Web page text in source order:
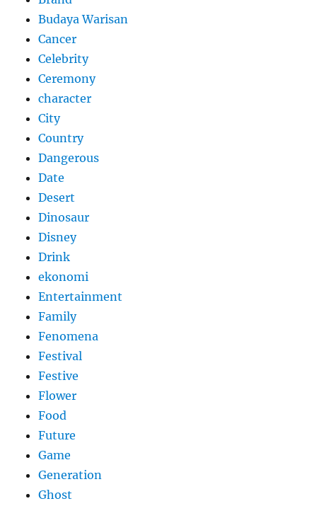
Budaya Warisan
Cancer
Celebrity
Ceremony
character
City
Country
Dangerous
Date
Desert
Dinosaur
Disney
Drink
ekonomi
Entertainment
Family
Fenomena
Festival
Festive
Flower
Food
Future
Game
Generation
Ghost